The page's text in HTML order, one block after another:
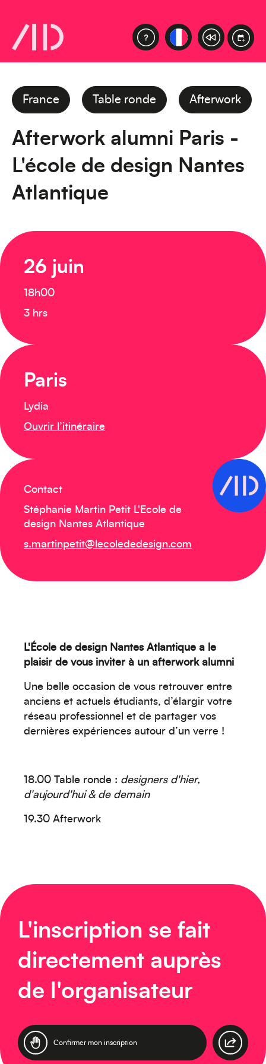
France Table ronde Afterwork
Afterwork alumni Paris -
L'école de design Nantes
Atlantique
26 juin
18h00
3 hrs
Paris
Lydia
Ouvrir l’itinéraire
Contact
Stéphanie Martin Petit L'Ecole de
design Nantes Atlantique
s.martinpetit@lecolededesign.com
L'École de design Nantes Atlantique a le
plaisir de vous inviter à un afterwork alumni
Une belle occasion de vous retrouver entre
anciens et actuels étudiants, d’élargir votre
réseau professionnel et de partager vos
dernières expériences autour d’un verre !
18.00 Table ronde : designers d'hier,
d'aujourd'hui & de demain
19.30 Afterwork
L'inscription se fait
directement auprès
de l'organisateur
Confirmer mon inscription
Caraïbes
Europe
Moyen-Orient
Océanie
Créez votre événement